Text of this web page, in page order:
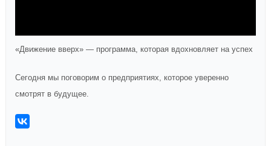
«Движение вверх» — программа, которая вдохновляет на успех
Сегодня мы поговорим о предприятиях, которое уверенно
смотрят в будущее.